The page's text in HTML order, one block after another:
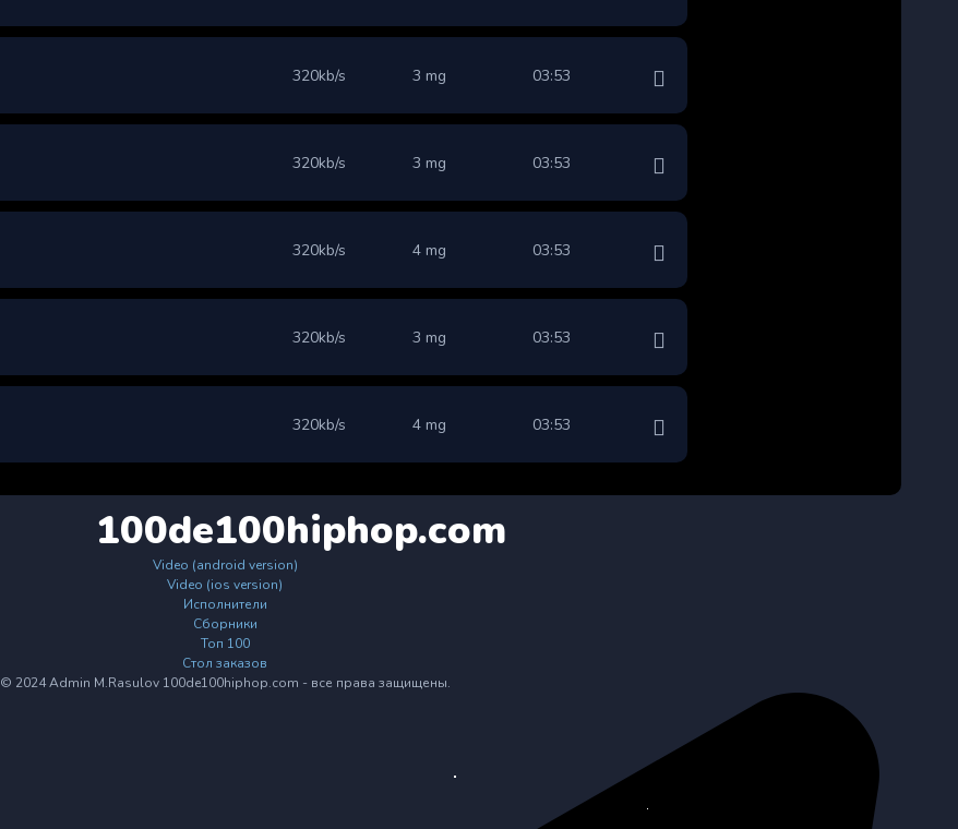
320kb/s 3 mg 03:53
320kb/s 3 mg 03:53
320kb/s 4 mg 03:53
320kb/s 3 mg 03:53
320kb/s 4 mg 03:53
100de100hiphop.com
Video (android version)
Video (ios version)
Исполнители
Сборники
Топ 100
Стол заказов
© 2024 Admin M.Rasulov 100de100hiphop.com - все права защищены.